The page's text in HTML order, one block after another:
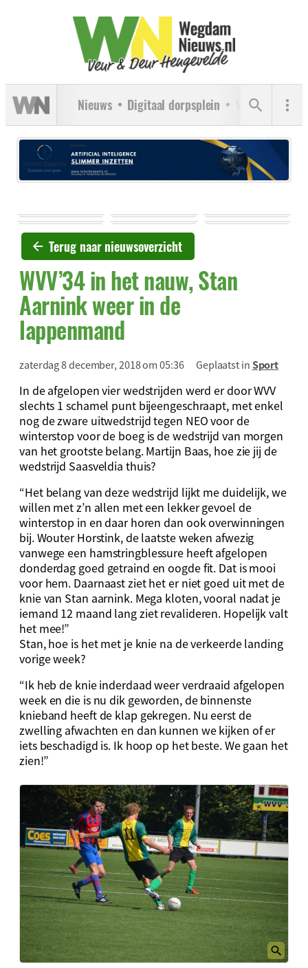
Nieuws Digitaal dorpsplein Verenigingen
Terug naar nieuwsoverzicht
WVV’34 in het nauw, Stan
Aarnink weer in de
lappenmand
zaterdag 8 december, 2018 om 05:36 Geplaatst inSport
In de afgelopen vier wedstrijden werd er door WVV
slechts 1 schamel punt bijeengeschraapt, met enkel
nog de zware uitwedstrijd tegen NEO voor de
winterstop voor de boeg is de wedstrijd van morgen
van het grootste belang. Martijn Baas, hoe zie jij de
wedstrijd Saasveldia thuis?
“Het belang van deze wedstrijd lijkt me duidelijk, we
willen met z’n allen met een lekker gevoel de
winterstop in en daar horen dan ook overwinningen
bij. Wouter Horstink, de laatste weken afwezig
vanwege een hamstringblessure heeft afgelopen
donderdag goed getraind en oogde fit. Dat is mooi
voor hem. Daarnaast ziet het er niet goed uit met de
knie van Stan aarnink. Mega kloten, vooral nadat je
iemand 12 maand lang ziet revalideren. Hopelijk valt
het mee!”
Stan, hoe is het met je knie na de verkeerde landing
vorige week?
“Ik heb de knie inderdaad weer verdraaid afgelopen
week en die is nu dik geworden, de binnenste
knieband heeft de klap gekregen. Nu eerst de
zwelling afwachten en dan kunnen we kijken of er
iets beschadigd is. Ik hoop op het beste. We gaan het
zien!”